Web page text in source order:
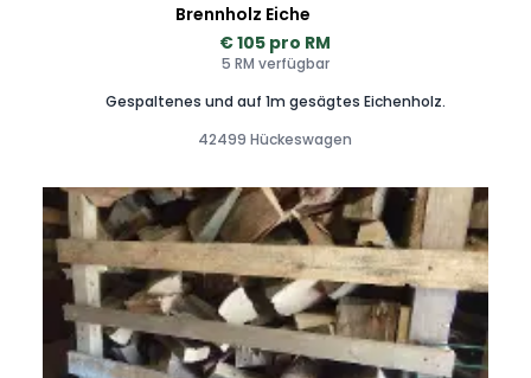
Brennholz Eiche
€ 105 pro RM
5 RM verfügbar
Gespaltenes und auf 1m gesägtes Eichenholz.
42499 Hückeswagen